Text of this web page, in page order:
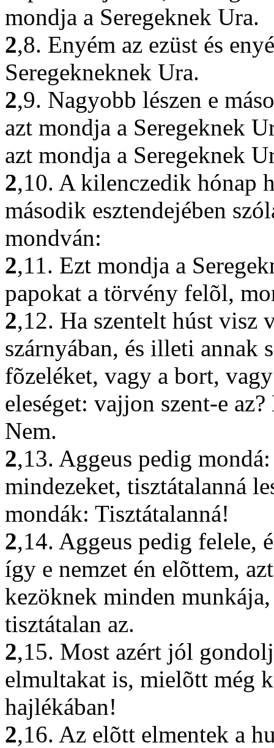
mondja a Seregeknek Ura.
2,8. Enyém az ezüst és
Seregekneknek Ura.
2,9. Nagyobb lészen e
azt mondja a Seregeknek
azt mondja a Seregeknek
2,10. A kilenczedik hónap
második esztendejében
mondván:
2,11. Ezt mondja a
papokat a törvény felõl,
2,12. Ha szentelt húst visz
szárnyában, és illeti annak
fõzeléket, vagy a bort,
eleséget: vajjon szent-e
Nem.
2,13. Aggeus pedig
mindezeket, tisztátalanná
mondák: Tisztátalanná!
2,14. Aggeus pedig felele,
így e nemzet én elõttem,
kezöknek minden
tisztátalan az.
2,15. Most azért jól
elmultakat is, mielõtt még
hajlékában!
2,16. Az elõtt elmentek a